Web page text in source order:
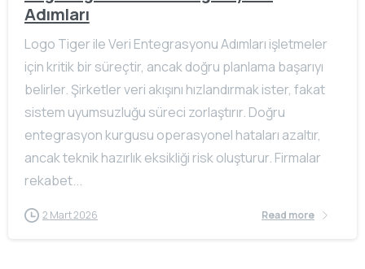
Adımları
Logo Tiger ile Veri Entegrasyonu Adımları işletmeler
için kritik bir süreçtir, ancak doğru planlama başarıyı
belirler. Şirketler veri akışını hızlandırmak ister, fakat
sistem uyumsuzluğu süreci zorlaştırır. Doğru
entegrasyon kurgusu operasyonel hataları azaltır,
ancak teknik hazırlık eksikliği risk oluşturur. Firmalar
rekabet...
2 Mart 2026 Read more